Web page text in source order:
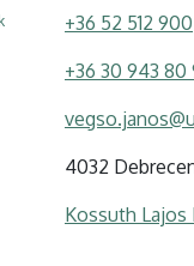
+36 52 512 900
+36 30 943 80
4032
Kossuth Lajos